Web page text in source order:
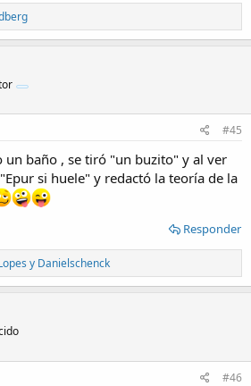
#45
un baño , se tiró "un buzito" y al ver
si huele" y redactó la teoría de la
Responder
y Danielschenck
#46